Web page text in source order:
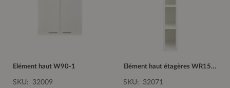
Elément haut W90-1
SKU: 32009
Elément haut étagères WR15-1
SKU: 32071